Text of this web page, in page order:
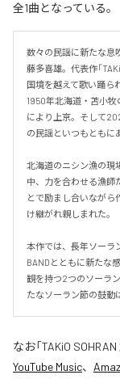
全1曲となっている。
数々の民謡に新たな息
藤多喜雄。代表作「
国境を越えて歌い踊ら
1950年北海道・苫小
により上京。そして
の民謡といつもともに
北海道のニシン漁の現
中、力を合わせる漁師
とで励まし合いながら
け継がれ親しまれた。
本作では、長年ソーラ
BANDとともに新たな
観を持つ2つのソーラ
たなソーラン節の鼓動
なお「TAKiO SOHRAN
YouTube Music、